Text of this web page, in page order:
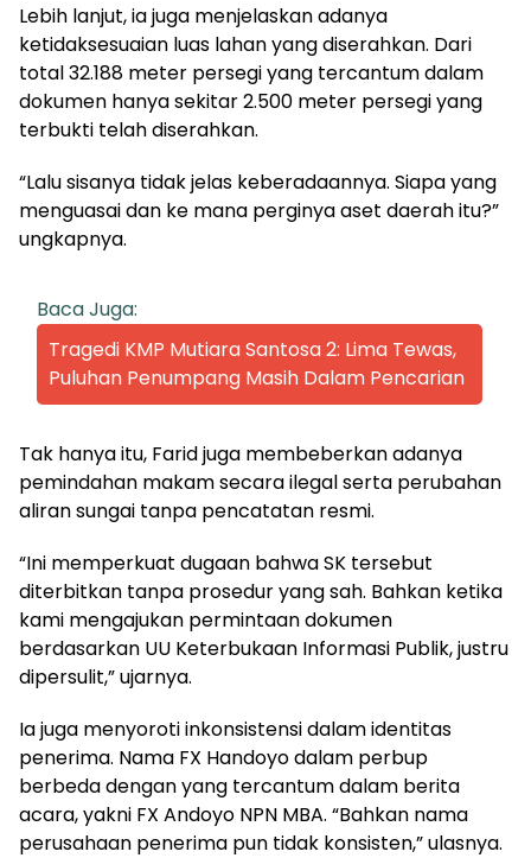
Lebih lanjut, ia juga menjelaskan adanya
ketidaksesuaian luas lahan yang diserahkan. Dari
total 32.188 meter persegi yang tercantum dalam
dokumen hanya sekitar 2.500 meter persegi yang
terbukti telah diserahkan.
“Lalu sisanya tidak jelas keberadaannya. Siapa yang
menguasai dan ke mana perginya aset daerah itu?”
ungkapnya.
Baca Juga:
Tragedi KMP Mutiara Santosa 2: Lima Tewas,
Puluhan Penumpang Masih Dalam Pencarian
Tak hanya itu, Farid juga membeberkan adanya
pemindahan makam secara ilegal serta perubahan
aliran sungai tanpa pencatatan resmi.
“Ini memperkuat dugaan bahwa SK tersebut
diterbitkan tanpa prosedur yang sah. Bahkan ketika
kami mengajukan permintaan dokumen
berdasarkan UU Keterbukaan Informasi Publik, justru
dipersulit,” ujarnya.
Ia juga menyoroti inkonsistensi dalam identitas
penerima. Nama FX Handoyo dalam perbup
berbeda dengan yang tercantum dalam berita
acara, yakni FX Andoyo NPN MBA. “Bahkan nama
perusahaan penerima pun tidak konsisten,” ulasnya.